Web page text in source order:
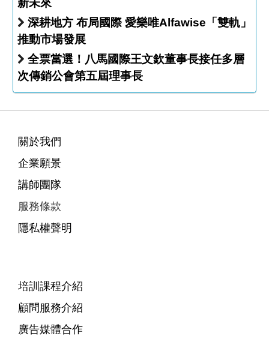
深耕地方 布局國際 愛樂唯Alfawise「雙軌」
推動市場發展
全票當選！八馬國際王文欽董事長接任多層
次傳銷公會第五屆理事長
關於我們
企業願景
講師團隊
服務條款
隱私權聲明
培訓課程介紹
顧問服務介紹
廣告媒體合作